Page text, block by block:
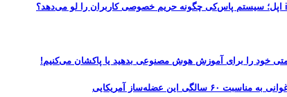
خود را برای آموزش هوش مصنوعی بدهید یا پاکشان می‌کنیم!